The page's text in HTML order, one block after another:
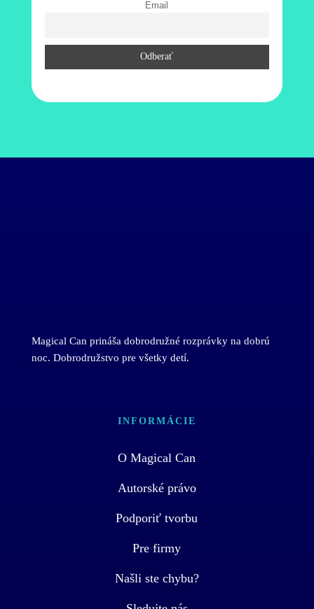
Email
Magical Can prináša dobrodružné rozprávky na dobrú
noc. Dobrodružstvo pre všetky detí.
INFORMÁCIE
O Magical Can
Autorské právo
Podporiť tvorbu
Pre firmy
Našli ste chybu?